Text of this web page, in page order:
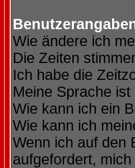
Wie ändere ich
Die Zeiten
Ich habe die
Meine Sprache
Wie kann ich ein
Wie kann ich
Wenn ich auf den
aufgefordert,